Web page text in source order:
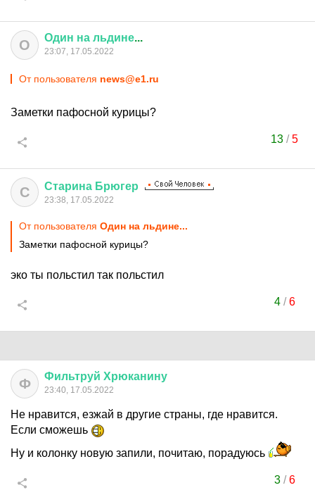
О Один на льдине...
23:07, 17.05.2022
От пользователя news@e1.ru
Заметки пафосной курицы?
13 /5
С Старина Брюгер
23:38, 17.05.2022
От пользователя Один на льдине...
Заметки пафосной курицы?
эко ты польстил так польстил
4/6
Ф Фильтруй Хрюканину
23:40, 17.05.2022
Не нравится, езжай в другие страны, где нравится.
Если сможешь
Ну и колонку новую запили, почитаю, порадуюсь
3/6